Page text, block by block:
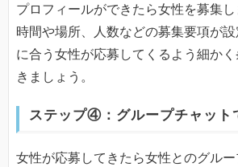
プロフィールができたら女性を募集
時間や場所、人数などの募集要項が
に合う女性が応募してくるよう細か
きましょう。
ステップ④：グループチャット
女性が応募してきたら女性とのグル